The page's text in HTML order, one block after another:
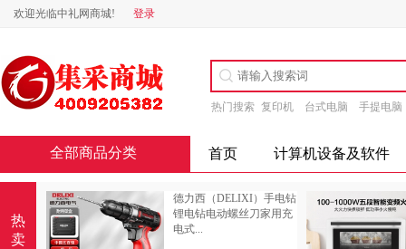
欢迎光临中礼网商城! 登录
热门搜索 复印机 台式电脑 手提电脑
全部商品分类 首页 计算机设备及软件
热
卖
德力西（DELIXI）手电钻
锂电钻电动螺丝刀家用充
电式...